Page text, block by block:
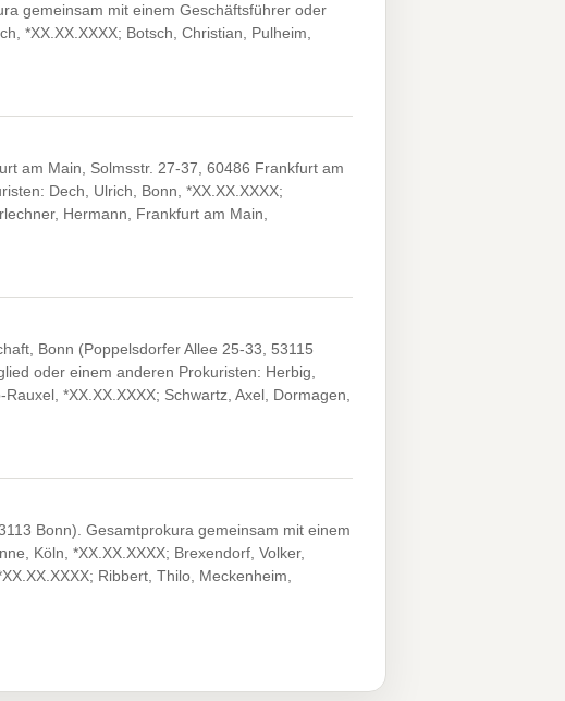
gemeinsam mit einem Geschäftsführer oder
*XX.XX.XXXX; Botsch, Christian, Pulheim,
am Main, Solmsstr. 27-37, 60486 Frankfurt am
Dech, Ulrich, Bonn, *XX.XX.XXXX;
Hermann, Frankfurt am Main,
Bonn (Poppelsdorfer Allee 25-33, 53115
oder einem anderen Prokuristen: Herbig,
*XX.XX.XXXX; Schwartz, Axel, Dormagen,
Bonn). Gesamtprokura gemeinsam mit einem
Köln, *XX.XX.XXXX; Brexendorf, Volker,
Ribbert, Thilo, Meckenheim,